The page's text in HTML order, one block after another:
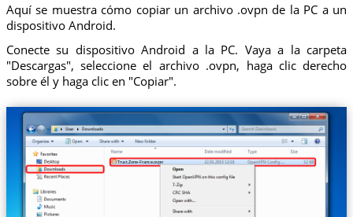
Aquí se muestra cómo copiar un archivo .ovpn de la PC a un
dispositivo Android.
Conecte su dispositivo Android a la PC. Vaya a la carpeta
"Descargas", seleccione el archivo .ovpn, haga clic derecho
sobre él y haga clic en "Copiar".
Trust.Zone-France.ovpn